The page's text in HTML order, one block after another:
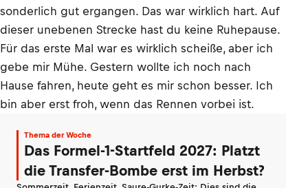
sonderlich gut ergangen. Das war wirklich hart. Auf
dieser unebenen Strecke hast du keine Ruhepause.
Für das erste Mal war es wirklich scheiße, aber ich
gebe mir Mühe. Gestern wollte ich noch nach
Hause fahren, heute geht es mir schon besser. Ich
bin aber erst froh, wenn das Rennen vorbei ist.
Thema der Woche
Das Formel-1-Startfeld 2027: Platzt
die Transfer-Bombe erst im Herbst?